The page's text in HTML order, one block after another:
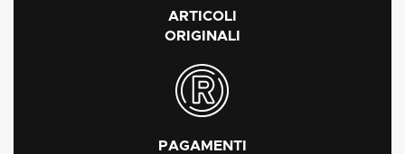
ARTICOLI
ORIGINALI
PAGAMENTI